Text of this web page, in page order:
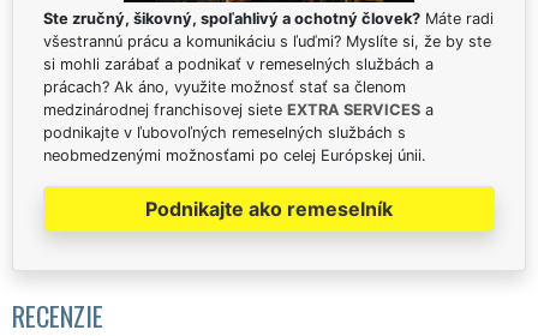
Ste zručný, šikovný, spoľahlivý a ochotný človek? Máte radi
všestrannú prácu a komunikáciu s ľuďmi? Myslíte si, že by ste
si mohli zarábať a podnikať v remeselných službách a
prácach? Ak áno, využite možnosť stať sa členom
medzinárodnej franchisovej siete EXTRA SERVICES a
podnikajte v ľubovoľných remeselných službách s
neobmedzenými možnosťami po celej Európskej únii.
Podnikajte ako remeselník
RECENZIE